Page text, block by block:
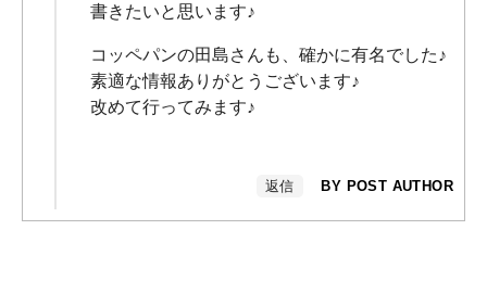
書きたいと思います♪
コッペパンの田島さんも、確かに有名でした♪
素適な情報ありがとうございます♪
改めて行ってみます♪
返信 BY POST AUTHOR